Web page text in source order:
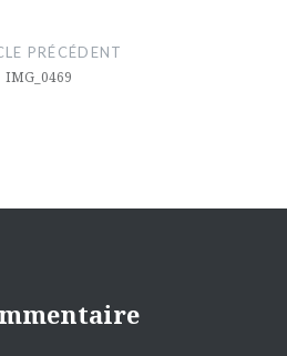
PRÉCÉDENT
IMG_0469